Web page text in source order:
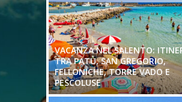
VACANZA NEL SALENTO:
TRA PATÙ, SAN GREGORIO,
FELLONICHE, TORRE VADO E
PESCOLUSE